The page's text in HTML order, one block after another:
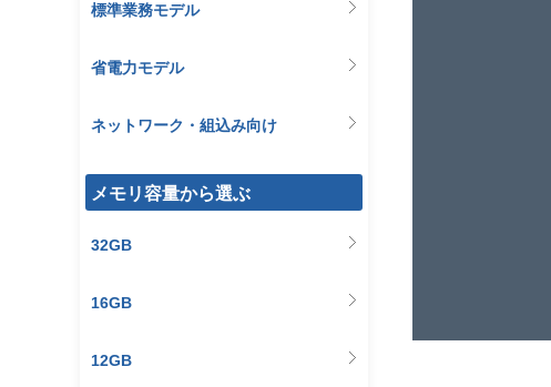
標準業務モデル
省電力モデル
ネットワーク・組込み向け
メモリ容量から選ぶ
32GB
16GB
12GB